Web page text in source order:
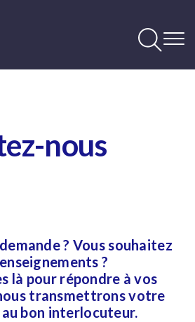
nous
? Vous souhaitez
?
là pour répondre à vos
transmettrons votre
bon interlocuteur.